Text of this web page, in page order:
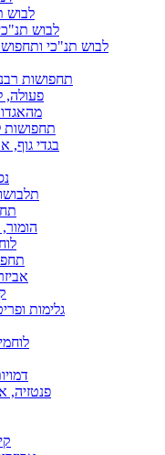
לבוש
לבוש
לבוש תנ"כי
תחפושות
פעולה,
תחפושות
בגדי גוף,
גלימות
פנטזיה,